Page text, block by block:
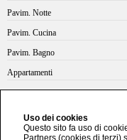
Pavim. Notte
Pavim. Cucina
Pavim. Bagno
Appartamenti
Aria Condizionata, Doppi
Uso dei cookies
Questo sito fa uso di
Partners (cookies di terzi)